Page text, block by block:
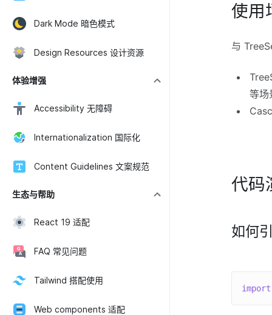
Dark Mode 暗色模式
Design Resources 设计资源
体验增强
Accessibility 无障碍
Internationalization 国际化
Content Guidelines 文案规范
生态与帮助
React 19 适配
FAQ 常见问题
Tailwind 搭配使用
Web components 适配
使用
与
等场
代码
如何
import